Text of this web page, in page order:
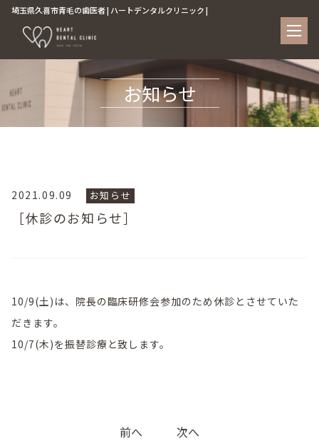
埼玉県久喜市青毛の歯医者 | ハートデンタルクリニック |
お知らせ
2021.09.09 お知らせ
［休診のお知らせ］
10/9(土)は、院長の臨床研修会参加のため休診とさせていた
だきます。
10/7(木)を振替診療と致します。
前へ 次へ